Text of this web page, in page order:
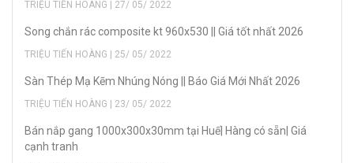
TRIỆU TIẾN HOÀNG | 27/ 05/ 2022
Song chắn rác composite kt 960x530 || Giá tốt nhất 2026
TRIỆU TIẾN HOÀNG | 25/ 05/ 2022
Sàn Thép Mạ Kẽm Nhúng Nóng || Báo Giá Mới Nhất 2026
TRIỆU TIẾN HOÀNG | 23/ 05/ 2022
Bán nắp gang 1000x300x30mm tại Huế| Hàng có sẵn| Giá
cạnh tranh